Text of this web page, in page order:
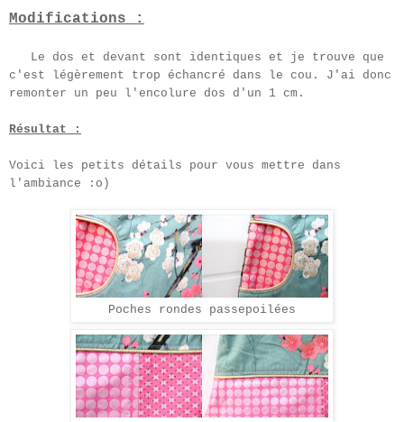
Modifications :
Le dos et devant sont identiques et je trouve que
c'est
légèrement trop échancré dans le cou. J'ai donc
remonter un peu l'encolure dos d'un 1 cm.
Résultat :
Voici les petits détails pour vous mettre dans
l'ambiance :o)
Poches rondes passepoilées